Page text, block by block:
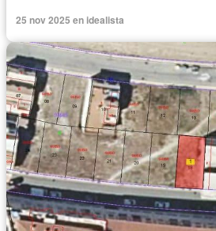
25 nov 2025 en idealista